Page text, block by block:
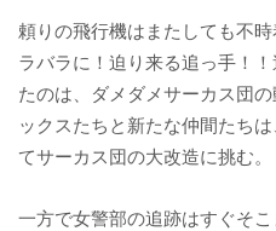
頼りの飛行機はまたしても不
ラバラに！迫り来る追っ手！
たのは、ダメダメサーカス団
ックスたちと新たな仲間たち
てサーカス団の大改造に挑む。
一方で女警部の追跡はすぐそこ